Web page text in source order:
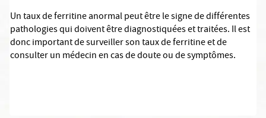
Un taux de ferritine anormal peut être le signe de différentes
pathologies qui doivent être diagnostiquées et traitées. Il est
donc important de surveiller son taux de ferritine et de
consulter un médecin en cas de doute ou de symptômes.